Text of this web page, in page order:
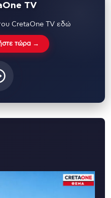
TV
CretaOne TV εδώ
τώρα →